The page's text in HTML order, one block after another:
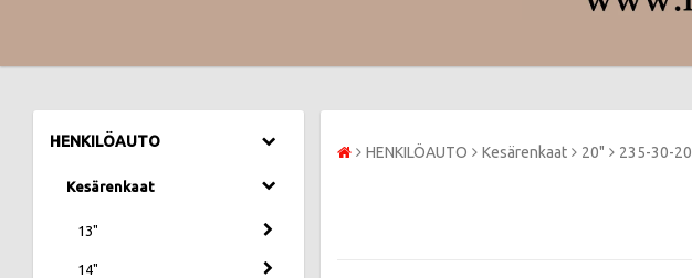
HENKILÖAUTO
Kesärenkaat
13"
14"
HENKILÖAUTO Kesärenkaat 20" 235-30-20